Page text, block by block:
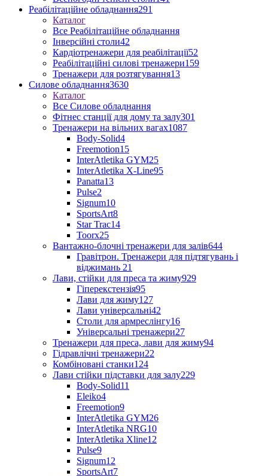
Реабілітаційне обладнання291
Каталог
Все Реабілітаційне обладнання
Інверсійні столи42
Кардіотренажери для реабілітації52
Реабілітаційні силові тренажери159
Тренажери для розтягування13
Силове обладнання3630
Каталог
Все Силове обладнання
Фітнес станції для дому та залу301
Тренажери на вільних вагах1087
Body-Solid4
Freemotion15
InterAtletika GYM25
InterAtletika X-Line95
Panatta13
Pulse2
Signum10
SportsArt8
Star Trac14
Toorx25
Вантажно-блочні тренажери для залів644
Гравітрон. Тренажери для підтягувань і
віджимань 21
Лави, стійки для преса та жиму929
Гіперекстензія95
Лави для жиму127
Лави універсальні42
Столи для армреслінгу16
Універсальні тренажери27
Тренажери для преса, лави для жиму94
Гідравлічні тренажери22
Комбіновані станки124
Лави стійки підставки для залу229
Body-Solid11
Eleiko4
Freemotion9
InterAtletika GYM26
InterAtletika NRG10
InterAtletika Xline12
Pulse9
Signum12
SportsArt7